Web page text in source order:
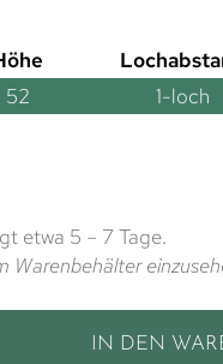
52 1-loch
etwa 5 – 7 Tage.
Warenbehälter
IN DEN